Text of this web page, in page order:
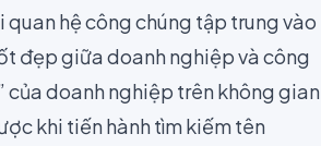
hệ công chúng tập trung vào
đẹp giữa doanh nghiệp và công
của doanh nghiệp trên không gian
khi tiến hành tìm kiếm tên